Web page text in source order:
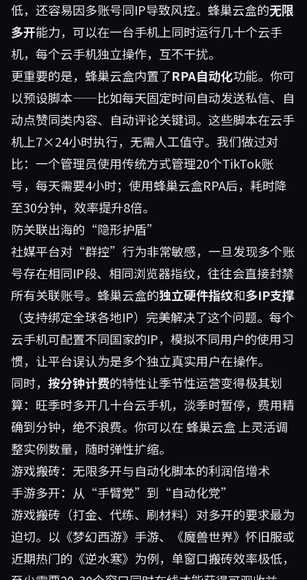
低，还容易因多账号同IP导致风控。蜂巢云盒的无限
多开能力，可以在一台手机上同时运行几十个云手
机，每个云手机独立操作，互不干扰。
更重要的是，蜂巢云盒内置了RPA自动化功能。你可
以预设脚本——比如每天固定时间自动发送私信、自
动点赞同类内容、自动评论关键词。这些脚本在云手
机上7×24小时执行，无需人工值守。我们做过对
比：一个管理员使用传统方式管理20个TikTok账
号，每天需要4小时；使用蜂巢云盒RPA后，耗时降
至30分钟，效率提升8倍。
防关联出海的“隐形护盾”
社媒平台对“群控”行为非常敏感，一旦发现多个账
号存在相同IP段、相同浏览器指纹，往往会直接封禁
所有关联账号。蜂巢云盒的独立硬件指纹和多IP支撑
（支持绑定全球各地IP）完美解决了这个问题。每个
云手机可配置不同国家的IP，模拟不同用户的使用习
惯，让平台误认为是多个独立真实用户在操作。
同时， 按分钟计费的特性让季节性运营变得极其划
算：旺季时多开几十台云手机，淡季时暂停，费用精
确到分钟，绝不浪费。你可以在 蜂巢云盒 上灵活调
整实例数量，随时弹性扩缩。
游戏搬砖：无限多开与自动化脚本的利润倍增术
手游多开：从“手臂党”到“自动化党”
游戏搬砖（打金、代练、刷材料）对多开的要求最为
迫切。以《梦幻西游》手游、《魔兽世界》怀旧服或
近期热门的《逆水寒》为例，单窗口搬砖效率极低，